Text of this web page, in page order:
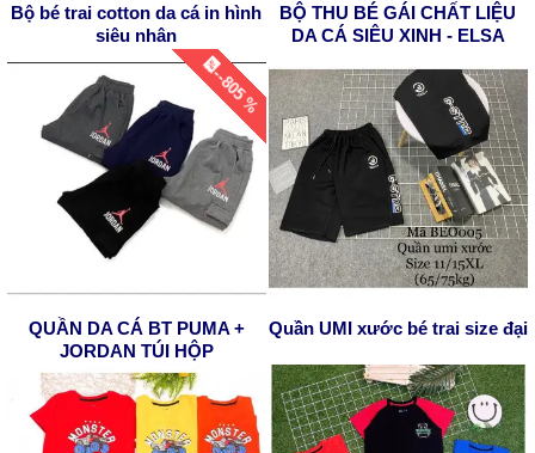
Bộ bé trai cotton da cá in hình
siêu nhân
BỘ THU BÉ GÁI CHẤT LIỆU
DA CÁ SIÊU XINH - ELSA
--805 %
QUẦN DA CÁ BT PUMA +
JORDAN TÚI HỘP
Quần UMI xước bé trai size đại